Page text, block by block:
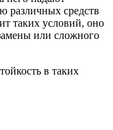
различных средств
таких условий, оно
или сложного
в таких